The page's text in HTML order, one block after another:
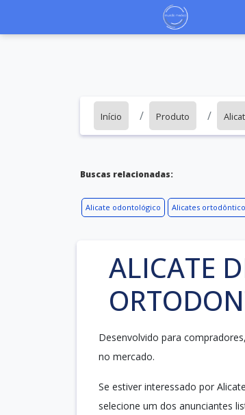
Início Produto
Buscas relacionadas:
Alicate odontológico Alicates
ALICATE
Desenvolvido para
no mercado.
Se estiver interessado por
selecione um dos anunciantes